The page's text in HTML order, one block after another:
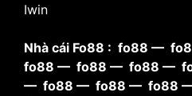
Iwin
Nhà cái Fo88 : fo88 —
fo88 — fo88 — fo88 —
— fo88 — fo88 — fo88